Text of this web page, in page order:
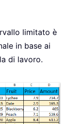
limitato è
in base ai
di lavoro.